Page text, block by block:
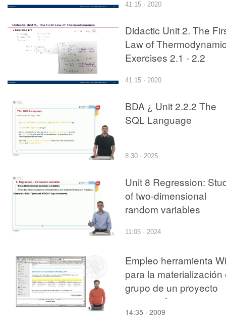
41:15 · 2020
Didactic Unit 2. The
Law of
Exercises 2.1 - 2.2
41:15 · 2020
BDA ¿ Unit 2.2.2 The
SQL Language
8:30 · 2025
Unit 8 Regression:
of two-dimensional
random variables
11:06 · 2024
Empleo herramienta
para la materialización
grupo de un proyecto
arquitectónico.
Introducción
14:35 · 2009